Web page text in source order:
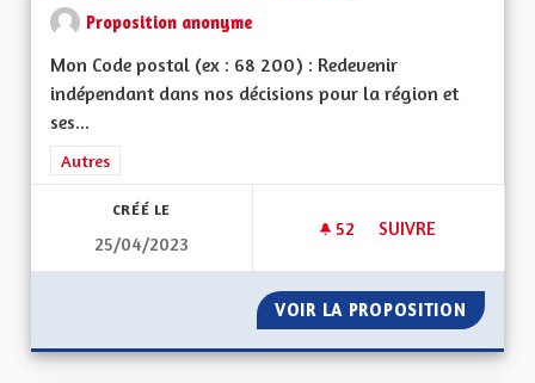
Proposition anonyme
Mon Code postal (ex : 68 200) : Redevenir
indépendant dans nos décisions pour la région et
ses...
Filtrer les résultats de la catégorie : Autres
Autres
CRÉÉ LE
25/04/2023
52 52 ABONNÉS
SUIVRE
VOIR LA PROPOSITION